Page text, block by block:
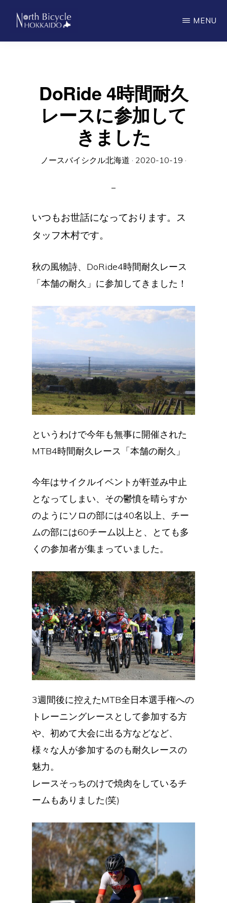
main
ノ
MENU
DoRide 4時間耐久
レースに参加して
きました
ノースバイシクル北海道 · 2020-10-19 ·
いつもお世話になっております。ス
タッフ木村です。
秋の風物詩、DoRide4時間耐久レース
「本舗の耐久」に参加してきました！
というわけで今年も無事に開催された
MTB4時間耐久レース「本舗の耐久」
今年はサイクルイベントが軒並み中止
となってしまい、その鬱憤を晴らすか
のようにソロの部には40名以上、チー
ムの部には60チーム以上と、とても多
くの参加者が集まっていました。
3週間後に控えたMTB全日本選手権への
トレーニングレースとして参加する方
や、初めて大会に出る方などなど、
様々な人が参加するのも耐久レースの
魅力。
レースそっちのけで焼肉をしているチ
ームもありました(笑)